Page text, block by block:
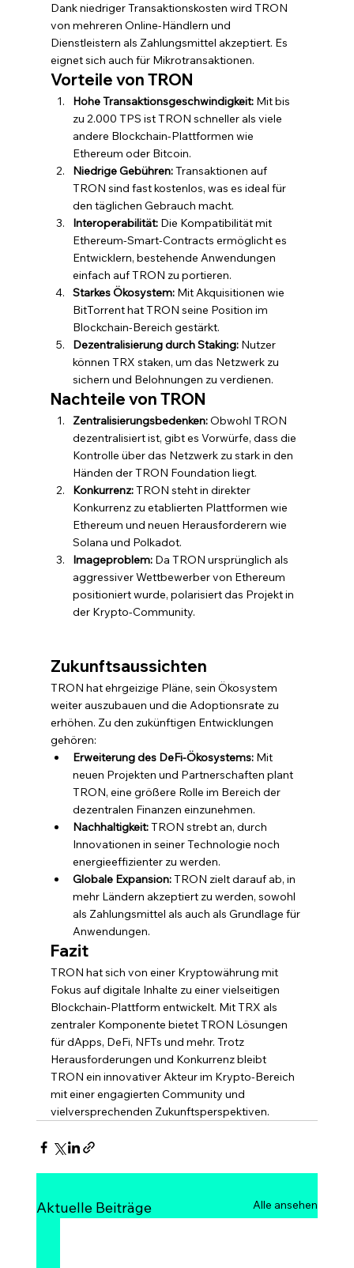
Dank niedriger Transaktionskosten wird TRON
von mehreren Online-Händlern und
Dienstleistern als Zahlungsmittel akzeptiert. Es
eignet sich auch für Mikrotransaktionen.
Vorteile von TRON
Hohe Transaktionsgeschwindigkeit: Mit bis
zu 2.000 TPS ist TRON schneller als viele
andere Blockchain-Plattformen wie
Ethereum oder Bitcoin.
Niedrige Gebühren: Transaktionen auf
TRON sind fast kostenlos, was es ideal für
den täglichen Gebrauch macht.
Interoperabilität: Die Kompatibilität mit
Ethereum-Smart-Contracts ermöglicht es
Entwicklern, bestehende Anwendungen
einfach auf TRON zu portieren.
Starkes Ökosystem: Mit Akquisitionen wie
BitTorrent hat TRON seine Position im
Blockchain-Bereich gestärkt.
Dezentralisierung durch Staking: Nutzer
können TRX staken, um das Netzwerk zu
sichern und Belohnungen zu verdienen.
Nachteile von TRON
Zentralisierungsbedenken: Obwohl TRON
dezentralisiert ist, gibt es Vorwürfe, dass die
Kontrolle über das Netzwerk zu stark in den
Händen der TRON Foundation liegt.
Konkurrenz: TRON steht in direkter
Konkurrenz zu etablierten Plattformen wie
Ethereum und neuen Herausforderern wie
Solana und Polkadot.
Imageproblem: Da TRON ursprünglich als
aggressiver Wettbewerber von Ethereum
positioniert wurde, polarisiert das Projekt in
der Krypto-Community.
Zukunftsaussichten
TRON hat ehrgeizige Pläne, sein Ökosystem
weiter auszubauen und die Adoptionsrate zu
erhöhen. Zu den zukünftigen Entwicklungen
gehören:
Erweiterung des DeFi-Ökosystems: Mit
neuen Projekten und Partnerschaften plant
TRON, eine größere Rolle im Bereich der
dezentralen Finanzen einzunehmen.
Nachhaltigkeit: TRON strebt an, durch
Innovationen in seiner Technologie noch
energieeffizienter zu werden.
Globale Expansion: TRON zielt darauf ab, in
mehr Ländern akzeptiert zu werden, sowohl
als Zahlungsmittel als auch als Grundlage für
Anwendungen.
Fazit
TRON hat sich von einer Kryptowährung mit
Fokus auf digitale Inhalte zu einer vielseitigen
Blockchain-Plattform entwickelt. Mit TRX als
zentraler Komponente bietet TRON Lösungen
für dApps, DeFi, NFTs und mehr. Trotz
Herausforderungen und Konkurrenz bleibt
TRON ein innovativer Akteur im Krypto-Bereich
mit einer engagierten Community und
vielversprechenden Zukunftsperspektiven.
Aktuelle Beiträge Alle ansehen